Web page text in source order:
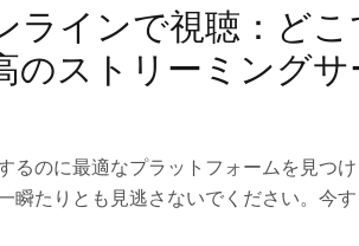
ラインで視聴：ど
のストリーミングサ
るのに最適なプラットフォームを見つ
瞬たりとも見逃さないでください。今